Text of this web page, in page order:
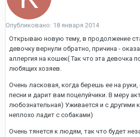
Опубликовано: 18 января 2014
Открываю новую тему, в продолжение
девочку вернули обратно, причина -
аллергия на кошек( Так что эта девочка
любящих хозяев.
Очень ласковая, когда берешь ее на руки,
песни и дарит вам поцелуйчики. В меру
любознательная) Уживается и с другими
неплохо ладит с собаками)
Очень тянется к людям, так что будет